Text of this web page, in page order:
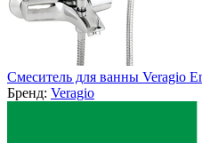
Смеситель для ванны Veragio
Бренд: Veragio